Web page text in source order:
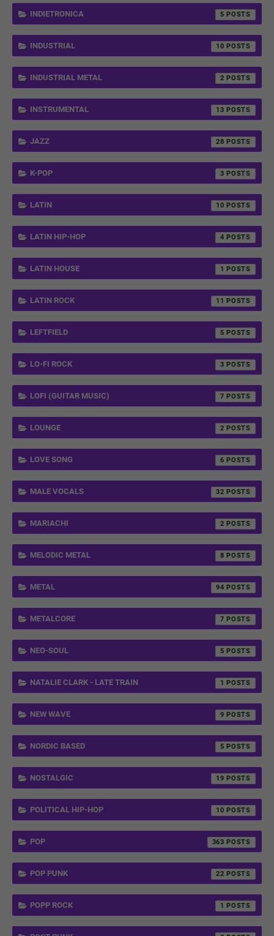
INDIETRONICA 5
INDUSTRIAL 10
INDUSTRIAL METAL 2
INSTRUMENTAL 13
JAZZ 28
K-POP 3
LATIN 10
LATIN HIP-HOP 4
LATIN HOUSE 1
LATIN ROCK 11
LEFTFIELD 5
LO-FI ROCK 3
LOFI (GUITAR MUSIC) 7
LOUNGE 2
LOVE SONG 6
MALE VOCALS 32
MARIACHI 2
MELODIC METAL 8
METAL 94
METALCORE 7
NEO-SOUL 5
NATALIE CLARK - LATE TRAIN 1
NEW WAVE 9
NORDIC BASED 5
NOSTALGIC 19
POLITICAL HIP-HOP 10
POP 363
POP PUNK 22
POPP ROCK 1